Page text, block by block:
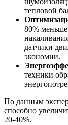
тепловой
80%
датчики
экономии.
техники
По данным
способно
20-40%.